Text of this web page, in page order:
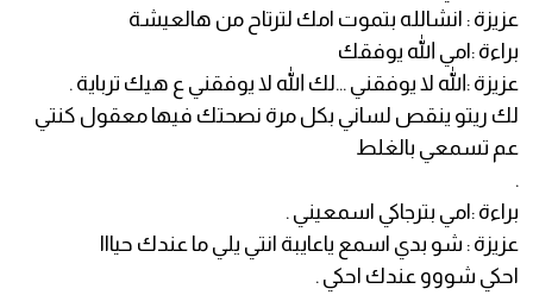
عزيزة : انشالله بتموت امك لترتاح من هالعيشة
براءة :امي الله يوفقك
عزيزة :الله لا يوفقني ...لك الله لا يوفقني ع هيك ترباية .
لك ريتو ينقص لساني بكل مرة نصحتك فيها معقول كنتي
عم تسمعي بالغلط
.
براءة :امي بترجاكي اسمعيني .
عزيزة : شو بدي اسمع ياعايبة انتي يلي ما عندك حيااا
احكي شووو عندك احكي .